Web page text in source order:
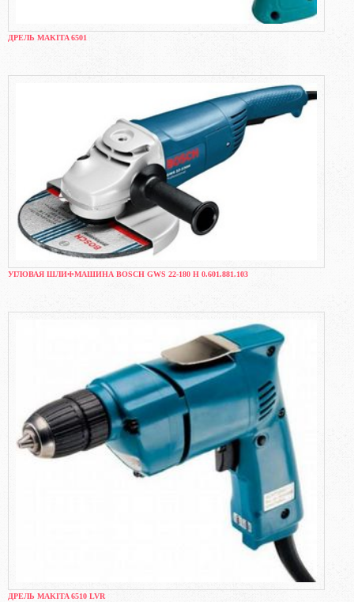
ДРЕЛЬ MAKITA 6501
УГЛОВАЯ ШЛИФМАШИНА BOSCH GWS 22-180 H 0.601.881.103
ДРЕЛЬ MAKITA 6510 LVR